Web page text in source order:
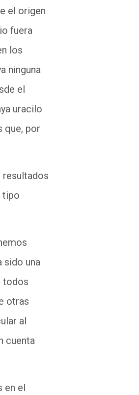
el origen
fuera
los
ninguna
el
uracilo
que, por
resultados
tipo
sido una
todos
otras
al
cuenta
en el